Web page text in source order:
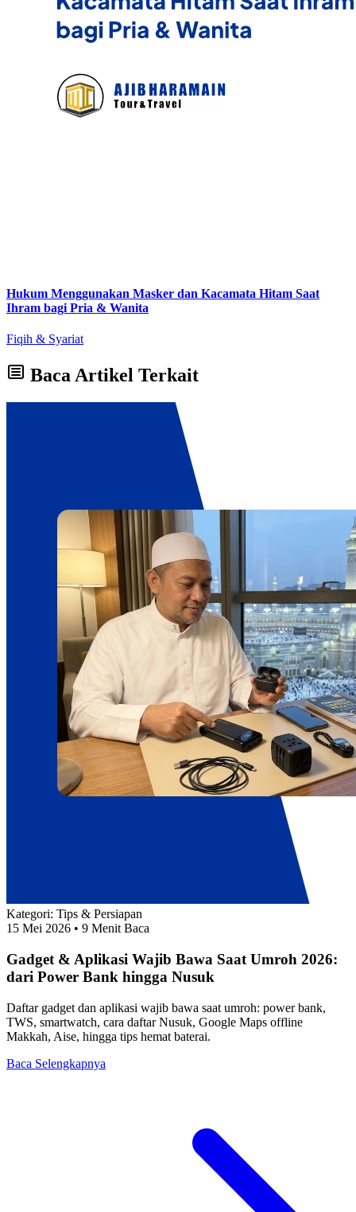
Hukum Menggunakan Masker dan Kacamata Hitam Saat
Ihram bagi Pria & Wanita
Fiqih & Syariat
Baca Artikel Terkait
Kategori: Tips & Persiapan
15 Mei 2026 • 9 Menit Baca
Gadget & Aplikasi Wajib Bawa Saat Umroh 2026:
dari Power Bank hingga Nusuk
Daftar gadget dan aplikasi wajib bawa saat umroh: power bank,
TWS, smartwatch, cara daftar Nusuk, Google Maps offline
Makkah, Aise, hingga tips hemat baterai.
Baca Selengkapnya